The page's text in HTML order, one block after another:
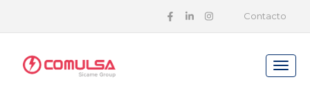
Contacto